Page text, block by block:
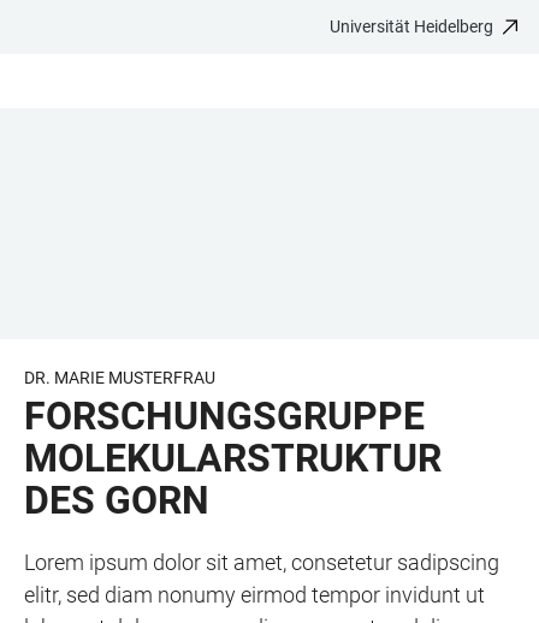
Universität Heidelberg
DR. MARIE MUSTERFRAU
FORSCHUNGSGRUPPE
MOLEKULARSTRUKTUR
DES GORN
Lorem ipsum dolor sit amet, consetetur sadipscing
elitr, sed diam nonumy eirmod tempor invidunt ut